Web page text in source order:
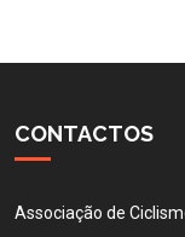
CONTACTOS
Associação de